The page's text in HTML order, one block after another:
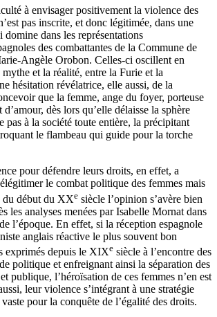
à envisager positivement la violence des
pas inscrite, et donc légitimée, dans une
domine dans les représentations
des combattantes de la Commune de
Angèle Orobon. Celles-ci oscillent en
mythe et la réalité, entre la Furie et la
hésitation révélatrice, elle aussi, de la
que la femme, ange du foyer, porteuse
dès lors qu’elle délaisse la sphère
pas à la société toute entière, la précipitant
le flambeau qui guide pour la torche
pour défendre leurs droits, en effet, a
le combat politique des femmes mais
du début du XXe siècle l’opinion s’avère bien
les analyses menées par Isabelle Mornat dans
l’époque. En effet, si la réception espagnole
anglais réactive le plus souvent bon
exprimés depuis le XIXe siècle à l’encontre des
politique et enfreignant ainsi la séparation des
publique, l’héroïsation de ces femmes n’en est
leur violence s’intégrant à une stratégie
pour la conquête de l’égalité des droits.